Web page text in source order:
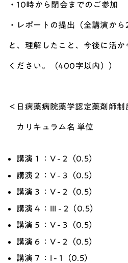
・10時から閉会までのご参加
・レポートの提出（全講演か
と、理解したこと、今後に活
ください。（400字以内））
＜日病薬病院薬学認定薬剤師
カリキュラム名 単位
講演１：V - 2（0.5）
講演２：V - 3（0.5）
講演３：V - 2（0.5）
講演４：III - 2（0.5）
講演５：V - 3（0.5）
講演６：V - 2（0.5）
講演７：I - 1（0.5）